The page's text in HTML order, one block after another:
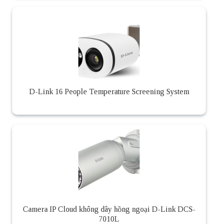
D-Link 16 People Temperature Screening System
Camera IP Cloud không dây hồng ngoại D-Link DCS-
7010L